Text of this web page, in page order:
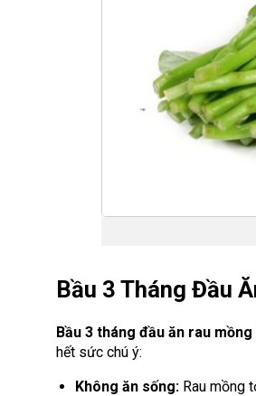
Bầu 3 Tháng Đầu
Bầu 3 tháng đầu ăn rau
hết sức chú ý:
Không ăn sống:Rau mồng